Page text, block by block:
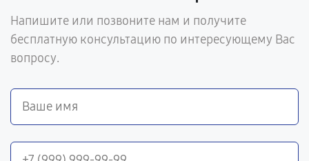
Напишите или позвоните нам и получите
бесплатную консультацию по интересующему Вас
вопросу.